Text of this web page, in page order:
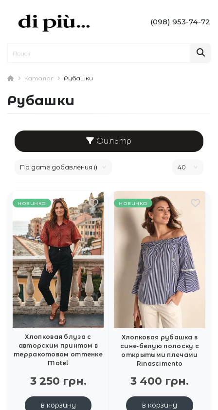
(098) 953-74-72
Каталог Рубашки
Рубашки
Фильтр
новинка
Хлопковая блуза с
авторским принтом в
терракотовом оттенке
Motel
3 250 грн.
в корзину
новинка
Хлопковая рубашка в
сине‑белую полоску с
открытыми плечами
Rinascimento
3 400 грн.
в корзину